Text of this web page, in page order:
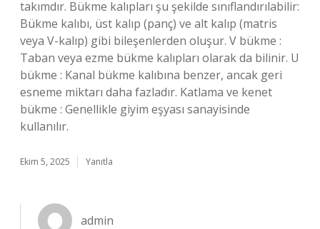
takımdır. Bükme kalıpları şu şekilde sınıflandırılabilir:
Bükme kalıbı, üst kalıp (panç) ve alt kalıp (matris
veya V-kalıp) gibi bileşenlerden oluşur. V bükme :
Taban veya ezme bükme kalıpları olarak da bilinir. U
bükme : Kanal bükme kalıbına benzer, ancak geri
esneme miktarı daha fazladır. Katlama ve kenet
bükme : Genellikle giyim eşyası sanayisinde
kullanılır.
Ekim 5, 2025 Yanıtla
admin